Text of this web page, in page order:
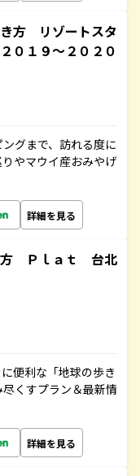
方 リゾートスタ
１９～２０２０
グまで、訪れる度に
やマウイ産おみやげ
詳細を見る
Ｐｌａｔ 台北
便利な「地球の歩き
くすプラン＆最新情
詳細を見る